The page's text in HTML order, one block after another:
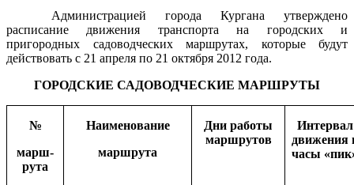
Администрацией города Кургана утверждено
расписание движения транспорта на городских и
пригородных садоводческих маршрутах, которые будут
действовать с 21 апреля по 21 октября 2012 года.
ГОРОДСКИЕ САДОВОДЧЕСКИЕ МАРШРУТЫ
№
марш-
рута
Наименование
маршрута
Дни работы
маршрутов
Интервал
движения
часы